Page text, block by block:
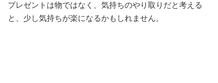
プレゼントは物ではなく、気持ちのやり取りだと考える
と、少し気持ちが楽になるかもしれません。